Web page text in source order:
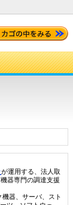
が運用する、法人取
器専門の調達支援
器、サーバ、スト